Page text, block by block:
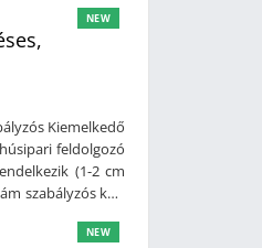
fedél és a tál
közötti távolság
kezelő
fordulat/percTál
x 1670 mmSúly:
Kiemelkedő
feldolgozó
(1-2 cm
szabályzós kés,
a fedélés a tál
NEW
NEW